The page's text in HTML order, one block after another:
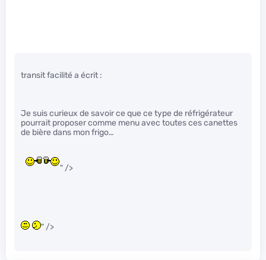
transit facilité a écrit :
Je suis curieux de savoir ce que ce type de réfrigérateur
pourrait proposer comme menu avec toutes ces canettes
de bière dans mon frigo…
" />
" />